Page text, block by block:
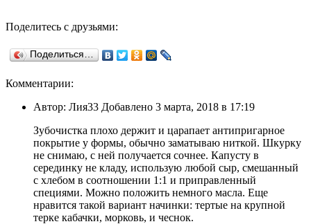
Поделитесь с друзьями:
Поделиться…
Комментарии:
Автор: Лия33 Добавлено 3 марта, 2018 в 17:19
Зубочистка плохо держит и царапает антипригарное
покрытие у формы, обычно заматываю ниткой. Шкурку
не снимаю, с ней получается сочнее. Капусту в
серединку не кладу, использую любой сыр, смешанный
с хлебом в соотношении 1:1 и приправленный
специями. Можно положить немного масла. Еще
нравится такой вариант начинки: тертые на крупной
терке кабачки, морковь, и чеснок.